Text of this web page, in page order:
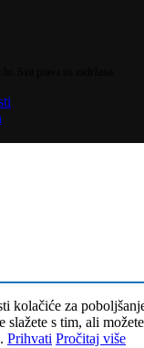
kolačiće za
slažete s tim, ali
Prihvati Pročitaj više